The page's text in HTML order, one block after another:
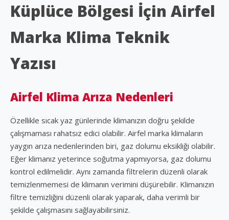
Küplüce Bölgesi İçin Airfel
Marka Klima Teknik
Yazısı
Airfel Klima Arıza Nedenleri
Özellikle sıcak yaz günlerinde klimanızın doğru şekilde
çalışmaması rahatsız edici olabilir. Airfel marka klimaların
yaygın arıza nedenlerinden biri, gaz dolumu eksikliği olabilir.
Eğer klimanız yeterince soğutma yapmıyorsa, gaz dolumu
kontrol edilmelidir. Aynı zamanda filtrelerin düzenli olarak
temizlenmemesi de klimanın verimini düşürebilir. Klimanızın
filtre temizliğini düzenli olarak yaparak, daha verimli bir
şekilde çalışmasını sağlayabilirsiniz.